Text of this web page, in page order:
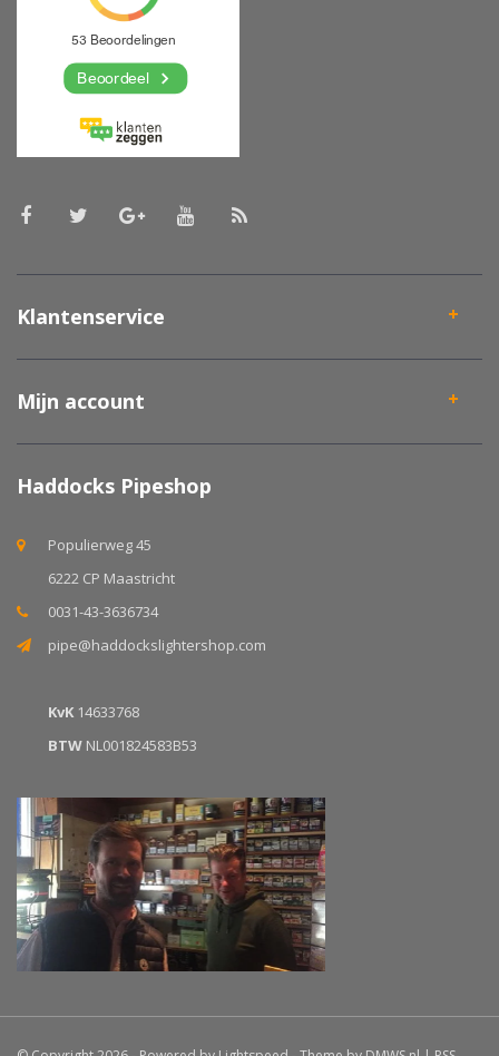
Klantenservice
Mijn account
Haddocks Pipeshop
Populierweg 45
6222 CP Maastricht
0031-43-3636734
pipe@haddockslightershop.com
KvK 14633768
BTW NL001824583B53